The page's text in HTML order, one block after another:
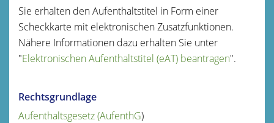
Sie erhalten den Aufenthaltstitel in Form einer
Scheckkarte mit elektronischen Zusatzfunktionen.
Nähere Informationen dazu erhalten Sie unter
"Elektronischen Aufenthaltstitel (eAT) beantragen".
Rechtsgrundlage
Aufenthaltsgesetz (AufenthG)